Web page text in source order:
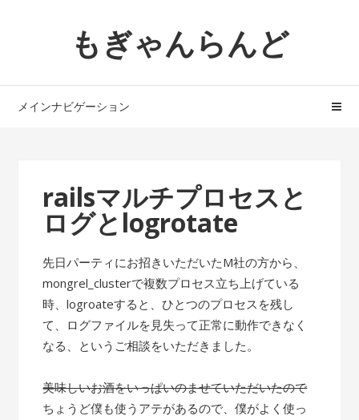
ョ
へ
もぎゃんらんど
メインナビゲーション
railsマルチプロセスと
ログとlogrotate
先日パーティにお招きいただいたM社の方から、
mongrel_clusterで複数プロセス立ち上げている
時、logroateすると、ひとつのプロセスを残し
て、ログファイルを見失って正常に動作できなく
なる、というご相談をいただきました。
美味しいお酒をいっぱいのませていただいたので
ちょうど僕も使うアテがあるので、僕がよく使っ